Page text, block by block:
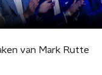
van Mark Rutte